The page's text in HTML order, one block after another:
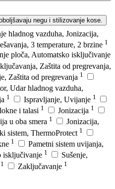
negu i stilizovanje kose.
hladnog vazduha, Jonizacija,
3 temperature, 2 brzine 1
ploča, Automatsko isključivanje
Zaštita od pregrevanja,
Zaštita od pregrevanja 1
Udar hladnog vazduha,
1 Ispravljanje, Uvijanje 1
i talasi 1 Jonizacija 1
u oba smera 1
Jonizacija,
sistem, ThermoProtect 1
1
Pametni sistem uvijanja,
isključivanje 1
Sušenje,
1 Zaključavanje 1